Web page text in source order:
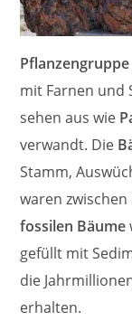
Pflanzengruppe
mit Farnen und
sehen aus wie
verwandt. Die
Stamm,
waren
fossilen Bäume
gefüllt mit
die
erhalten.